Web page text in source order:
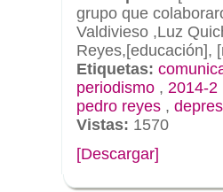
grupo que
Valdivieso ,Luz
Reyes,[educación],
Etiquetas:
periodismo , 2014-2
pedro reyes ,
Vistas: 1570
[Descargar]